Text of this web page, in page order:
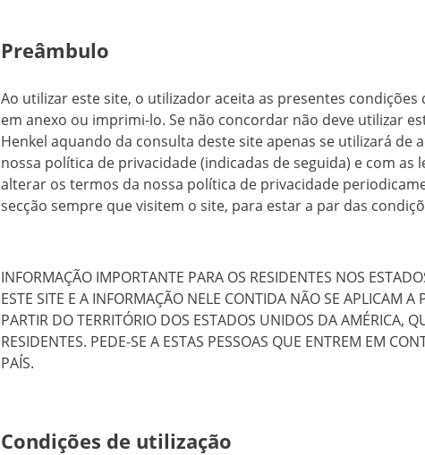
Preâmbulo
Ao utilizar este site, o utilizador aceita as presentes
em anexo ou imprimi-lo. Se não concordar não deve utilizar
Henkel aquando da consulta deste site apenas se utilizará de
nossa política de privacidade (indicadas de seguida) e com as
alterar os termos da nossa política de privacidade
secção sempre que visitem o site, para estar a par das
INFORMAÇÃO IMPORTANTE PARA OS RESIDENTES NOS
ESTE SITE E A INFORMAÇÃO NELE CONTIDA NÃO SE APLICAM
PARTIR DO TERRITÓRIO DOS ESTADOS UNIDOS DA AMÉRICA,
RESIDENTES. PEDE-SE A ESTAS PESSOAS QUE ENTREM EM
PAÍS.
Condições de utilização